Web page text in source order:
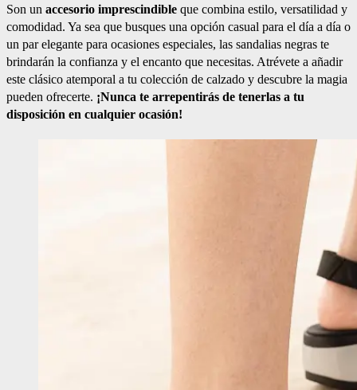
Son un accesorio imprescindible que combina estilo, versatilidad y
comodidad. Ya sea que busques una opción casual para el día a día o
un par elegante para ocasiones especiales, las sandalias negras te
brindarán la confianza y el encanto que necesitas. Atrévete a añadir
este clásico atemporal a tu colección de calzado y descubre la magia
pueden ofrecerte. ¡Nunca te arrepentirás de tenerlas a tu
disposición en cualquier ocasión!